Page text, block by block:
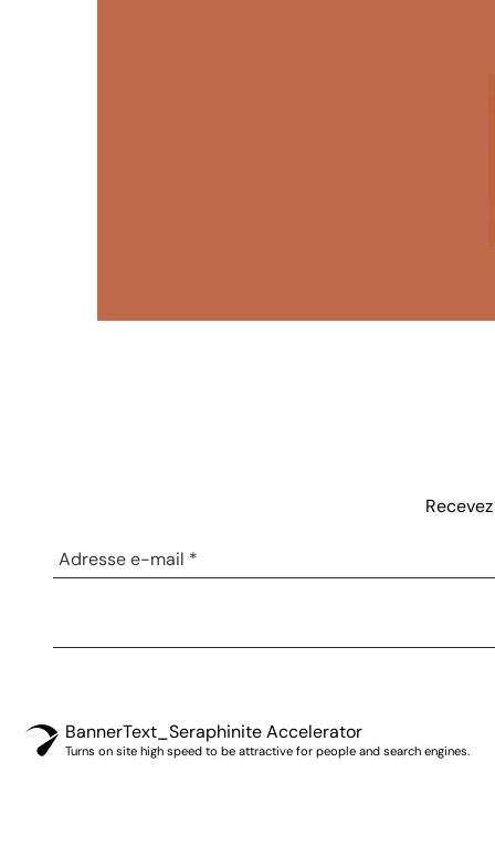
BannerText_Seraphinite Accelerator
Turns on site high speed to be attractive for people and search engines.